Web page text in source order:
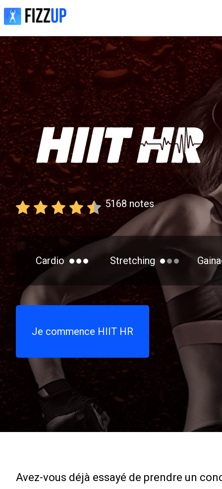
5168 notes
Cardio Stretching
Je commence HIIT HR
Avez-vous déjà essayé de prendre un